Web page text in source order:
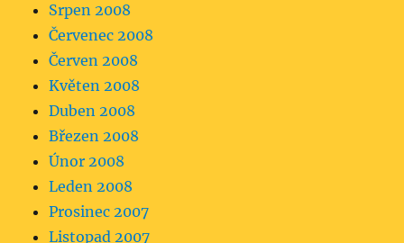
Srpen 2008
Červenec 2008
Červen 2008
Květen 2008
Duben 2008
Březen 2008
Únor 2008
Leden 2008
Prosinec 2007
Listopad 2007